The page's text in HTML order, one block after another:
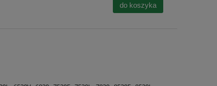
do koszyka